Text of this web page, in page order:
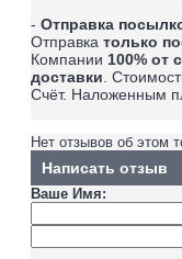
- Отправка
Отправка только
Компании 100% от
доставки .
Счёт. Наложенным
Нет отзывов об этом
Написать отзыв
Ваше Имя: